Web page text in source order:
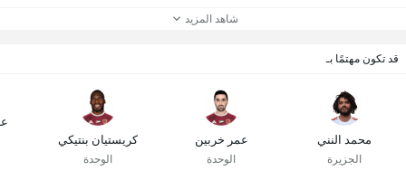
شاهد المزيد
قد تكون مهتمًا بـ
محمد النني
الجزيرة
عمر خربين
الوحدة
كريستيان بنتيكي
الوحدة